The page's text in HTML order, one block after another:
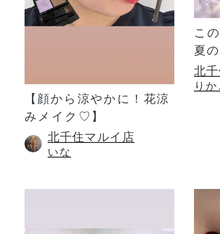
【顔から涼やかに！花涼
みメイク♡】
北千住マルイ店
いな
こ
夏
北
り